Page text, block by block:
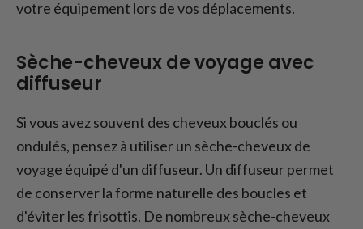
votre équipement lors de vos déplacements.
Sèche-cheveux de voyage avec
diffuseur
Si vous avez souvent des cheveux bouclés ou
ondulés, pensez à utiliser un sèche-cheveux de
voyage équipé d'un diffuseur. Un diffuseur permet
de conserver la forme naturelle des boucles et
d'éviter les frisottis. De nombreux sèche-cheveux